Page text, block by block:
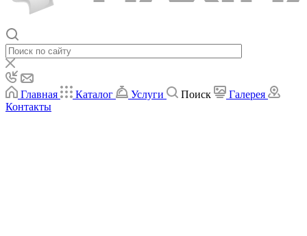
Главная Каталог Услуги Поиск
Галерея
Контакты